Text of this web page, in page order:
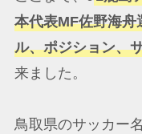
本代表MF佐野海舟
ル、ポジション、
来ました。
鳥取県のサッカー